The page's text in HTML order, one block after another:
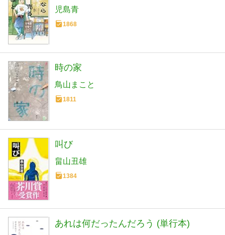
児島青
1868
時の家
鳥山まこと
1811
叫び
畠山丑雄
1384
あれは何だったんだろう (単行本)